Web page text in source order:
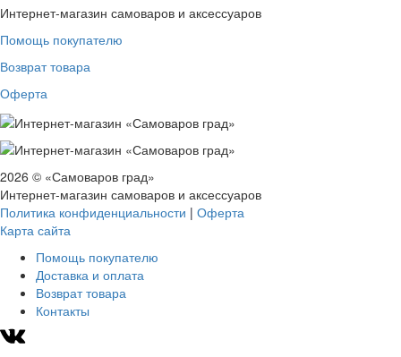
Интернет-магазин самоваров и аксессуаров
Помощь покупателю
Возврат товара
Оферта
2026 © «Самоваров град»
Интернет-магазин самоваров и аксессуаров
Политика конфиденциальности | Оферта
Карта сайта
Помощь покупателю
Доставка и оплата
Возврат товара
Контакты